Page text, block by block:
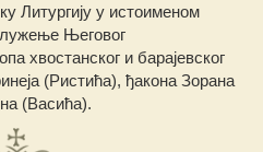
Литургију у истоименом
Његовог
хвостанског и барајевског
(Ристића), ђакона Зорана
(Васића).